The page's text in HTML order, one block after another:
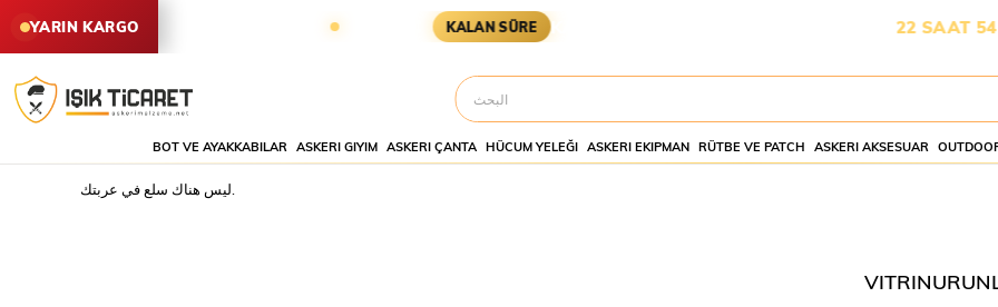
YARIN KARGO
SİPARİŞLER YARIN KARGODA KALAN SÜRE KARGOYA YETİŞMESİ İÇİN KALAN SÜRE: 22 SAAT 54
BOT VE AYAKKABILAR ASKERI GIYIM ASKERI ÇANTA HÜCUM YELEĞI ASKERI EKIPMAN RÜTBE VE PATCH ASKERI AKSESUAR